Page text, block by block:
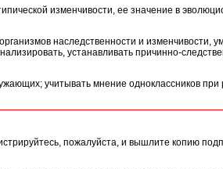
изменчивости, ее значение в
наследственности и изменчивости,
устанавливать причинно-
учитывать мнение одноклассников при
пожалуйста, и вышлите копию